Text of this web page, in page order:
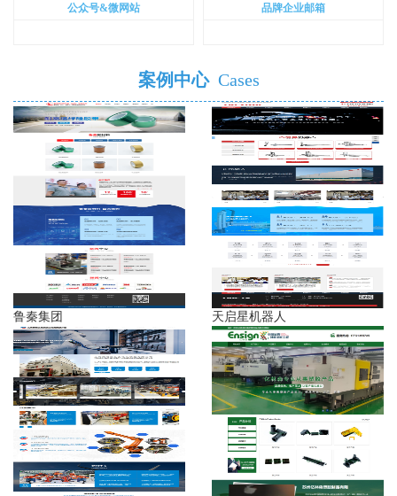
公众号&微网站 品牌企业邮箱
案例中心 Cases
鲁秦集团 天启星机器人